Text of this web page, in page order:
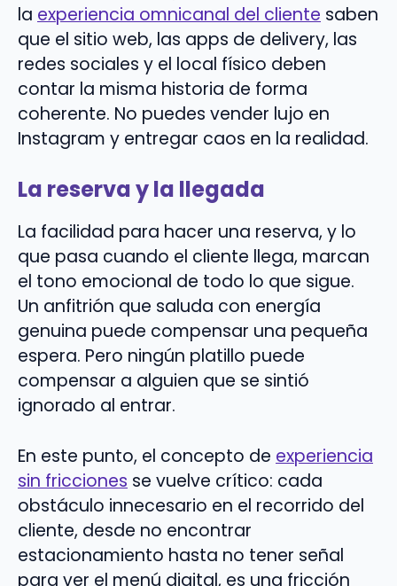
la experiencia omnicanal del cliente saben
que el sitio web, las apps de delivery, las
redes sociales y el local físico deben
contar la misma historia de forma
coherente. No puedes vender lujo en
Instagram y entregar caos en la realidad.
La reserva y la llegada
La facilidad para hacer una reserva, y lo
que pasa cuando el cliente llega, marcan
el tono emocional de todo lo que sigue.
Un anfitrión que saluda con energía
genuina puede compensar una pequeña
espera. Pero ningún platillo puede
compensar a alguien que se sintió
ignorado al entrar.
En este punto, el concepto de experiencia
sin fricciones se vuelve crítico: cada
obstáculo innecesario en el recorrido del
cliente, desde no encontrar
estacionamiento hasta no tener señal
para ver el menú digital, es una fricción